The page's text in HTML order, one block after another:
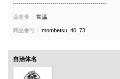
-----------------------------------------------
温度帯： 常温
商品番号： mombetsu_40_73
自治体名